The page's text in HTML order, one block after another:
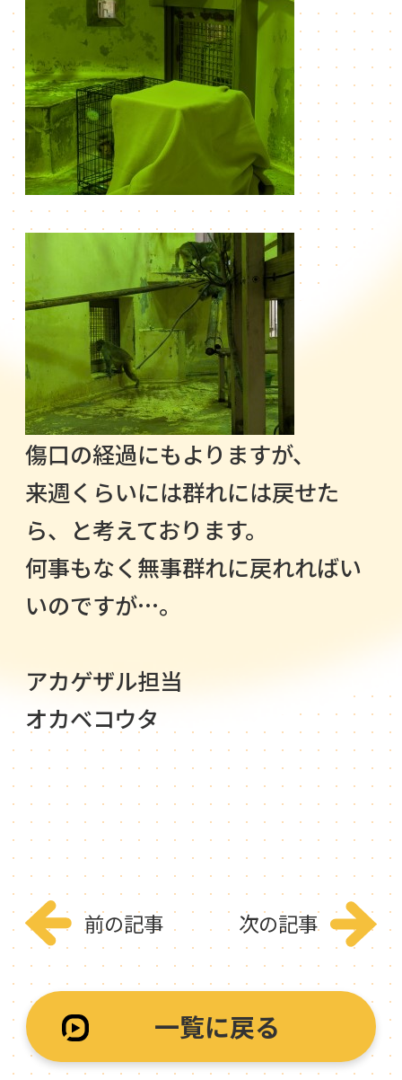
傷口の経過にもよりますが、
来週くらいには群れには戻せた
ら、と考えております。
何事もなく無事群れに戻れればい
いのですが…。
アカゲザル担当
オカベコウタ
前の記事
一覧に戻る
次の記事